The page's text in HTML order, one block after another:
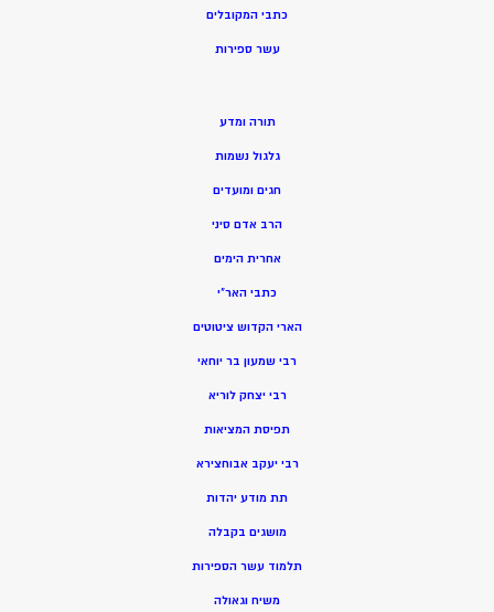
כתבי המקובלים
עשר ספירות
תורה ומדע
גלגול נשמות
חגים ומועדים
הרב אדם סיני
אחרית הימים
כתבי האר”י
הארי הקדוש ציטוטים
רבי שמעון בר יוחאי
רבי יצחק לוריא
תפיסת המציאות
רבי יעקב אבוחצירא
תת מודע יהדות
מושגים בקבלה
תלמוד עשר הספירות
משיח וגאולה